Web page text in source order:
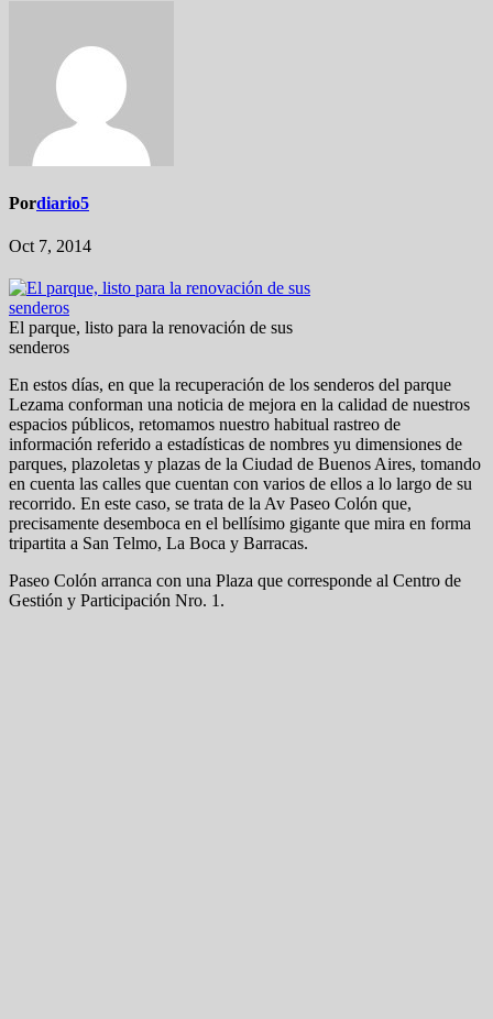
Pordiario5
Oct 7, 2014
El parque, listo para la renovación de sus
senderos
En estos días, en que la recuperación de los senderos del parque
Lezama conforman una noticia de mejora en la calidad de nuestros
espacios públicos, retomamos nuestro habitual rastreo de
información referido a estadísticas de nombres yu dimensiones de
parques, plazoletas y plazas de la Ciudad de Buenos Aires, tomando
en cuenta las calles que cuentan con varios de ellos a lo largo de su
recorrido. En este caso, se trata de la Av Paseo Colón que,
precisamente desemboca en el bellísimo gigante que mira en forma
tripartita a San Telmo, La Boca y Barracas.
Paseo Colón arranca con una Plaza que corresponde al Centro de
Gestión y Participación Nro. 1.